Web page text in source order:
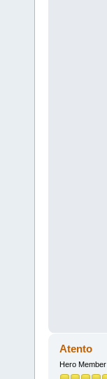
Atento
Hero Member